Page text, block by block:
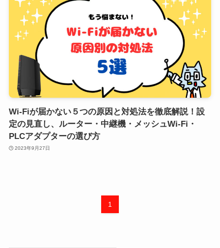
Wi-Fiが届かない５つの原因と対処法を徹底解説！設
定の見直し、ルーター・中継機・メッシュWi-Fi・
PLCアダプターの選び方
2023年9月27日
1